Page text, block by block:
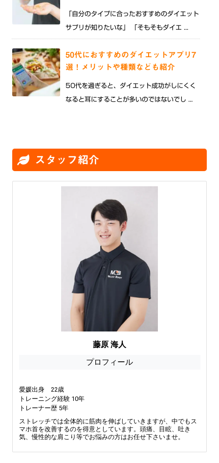
「自分のタイプに合ったおすすめのダイエット
サプリが知りたいな」 「そもそもダイエ ...
50代におすすめのダイエットアプリ7
選！メリットや種類なども紹介
50代を過ぎると、ダイエット成功がしにくく
なると耳にすることが多いのではないでし ...
スタッフ紹介
藤原 海人
プロフィール
愛媛出身 22歳
トレーニング経験 10年
トレーナー歴 5年
ストレッチでは全体的に筋肉を伸ばしていきますが、中でもス
マホ首を改善するのを得意としています。頭痛、目眩、吐き
気、慢性的な肩こり等でお悩みの方はお任せ下さいませ。